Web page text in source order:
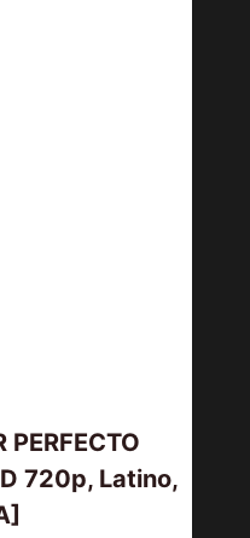
PERFECTO
720p, Latino,